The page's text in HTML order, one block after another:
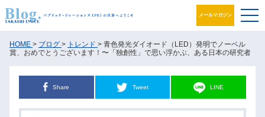
メールマガジン
ブログ
パブリック・リレーションズとは
HOME > ブログ > トレンド > 青色発光ダイオード（LED）発明でノーベル
賞、おめでとうございます！〜「独創性」で思い浮かぶ、ある日本の研究者
Share Tweet LINE